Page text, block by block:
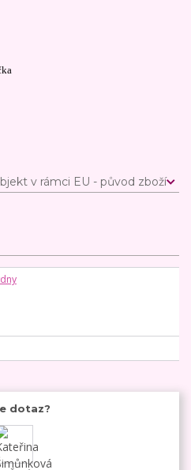
v rámci EU - původ zboží
dotaz?